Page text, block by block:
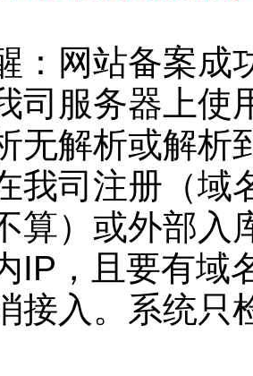
：网站备案成
司服务器上使
无解析或解析
我司注册（域
算）或外部入
IP，且要有域
接入。系统只